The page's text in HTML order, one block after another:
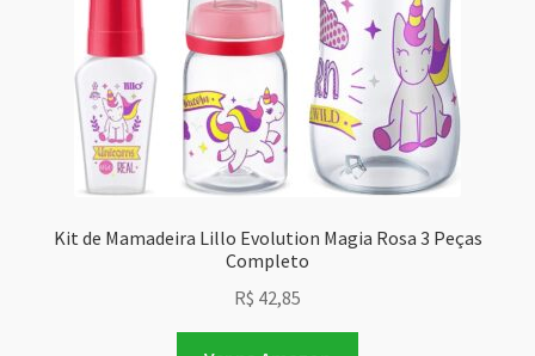
Kit de Mamadeira Lillo Evolution Magia Rosa 3 Peças
Completo
R$ 42,85